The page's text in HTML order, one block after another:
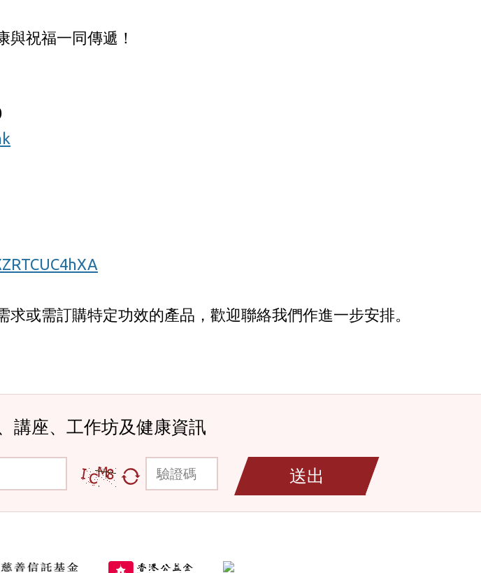
與祝福一同傳遞！
或需訂購特定功效的產品，歡迎聯絡我們作進一步安排。
講座、工作坊及健康資訊
驗證碼
送出